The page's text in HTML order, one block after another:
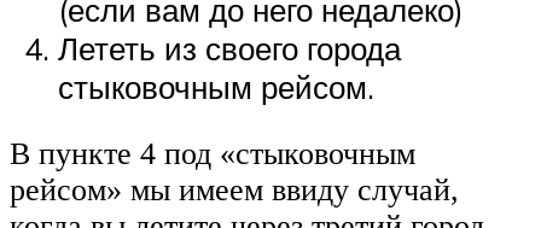
(если вам до него недалеко)
Лететь из своего города
стыковочным рейсом.
В пункте 4 под «стыковочным
рейсом» мы имеем ввиду случай,